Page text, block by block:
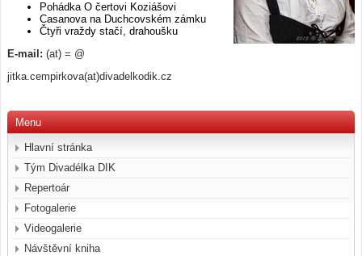
Pohádka O čertovi Koziášovi
Casanova na Duchcovském zámku
Čtyři vraždy stačí, drahoušku
E-mail: (at) = @
jitka.cempirkova(at)divadelkodik.cz
Menu
Hlavní stránka
Tým Divadélka DIK
Repertoár
Fotogalerie
Videogalerie
Návštěvní kniha